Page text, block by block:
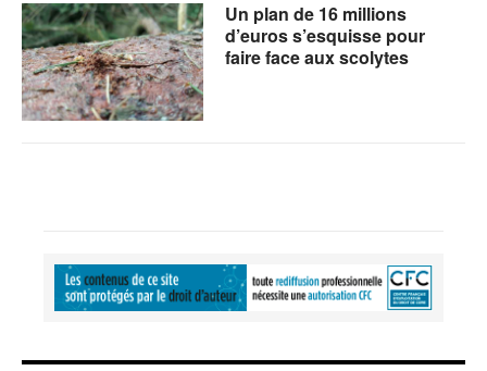
Un plan de 16 millions
d’euros s’esquisse pour
faire face aux scolytes